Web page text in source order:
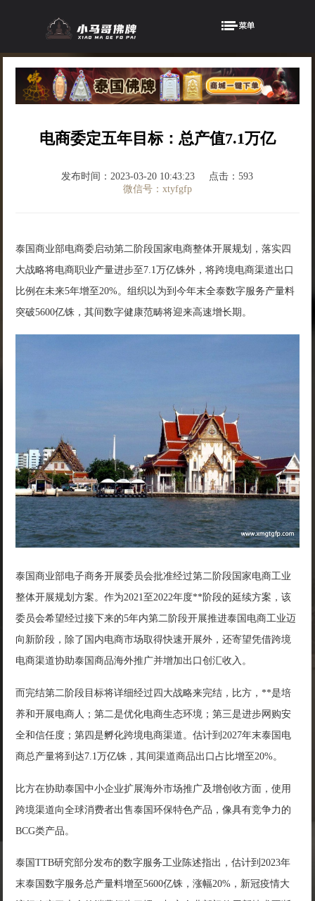
电商委定五年目标：总产值7.1万亿
发布时间：2023-03-20 10:43:23
点击：593
微信号：xtyfgfp
泰国商业部电商委启动第二阶段国家电商整体开展规划，落实四
大战略将电商职业产量进步至7.1万亿铢外，将跨境电商渠道出口
比例在未来5年增至20%。组织以为到今年末全泰数字服务产量料
突破5600亿铢，其间数字健康范畴将迎来高速增长期。
泰国商业部电子商务开展委员会批准经过第二阶段国家电商工业
整体开展规划方案。作为2021至2022年度**阶段的延续方案，该
委员会希望经过接下来的5年内第二阶段开展推进泰国电商工业迈
向新阶段，除了国内电商市场取得快速开展外，还寄望凭借跨境
电商渠道协助泰国商品海外推广并增加出口创汇收入。
而完结第二阶段目标将详细经过四大战略来完结，比方，**是培
养和开展电商人；第二是优化电商生态环境；第三是进步网购安
全和信任度；第四是孵化跨境电商渠道。估计到2027年末泰国电
商总产量将到达7.1万亿铢，其间渠道商品出口占比增至20%。
比方在协助泰国中小企业扩展海外市场推广及增创收方面，使用
跨境渠道向全球消费者出售泰国环保特色产品，像具有竞争力的
BCG类产品。
泰国TTB研究部分发布的数字服务工业陈述指出，估计到2023年
末泰国数字服务总产量料增至5600亿铢，涨幅20%，新冠疫情大